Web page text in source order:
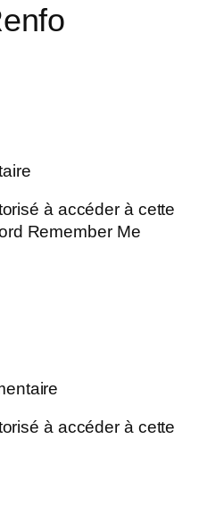
à accéder à cette
Remember Me
à accéder à cette